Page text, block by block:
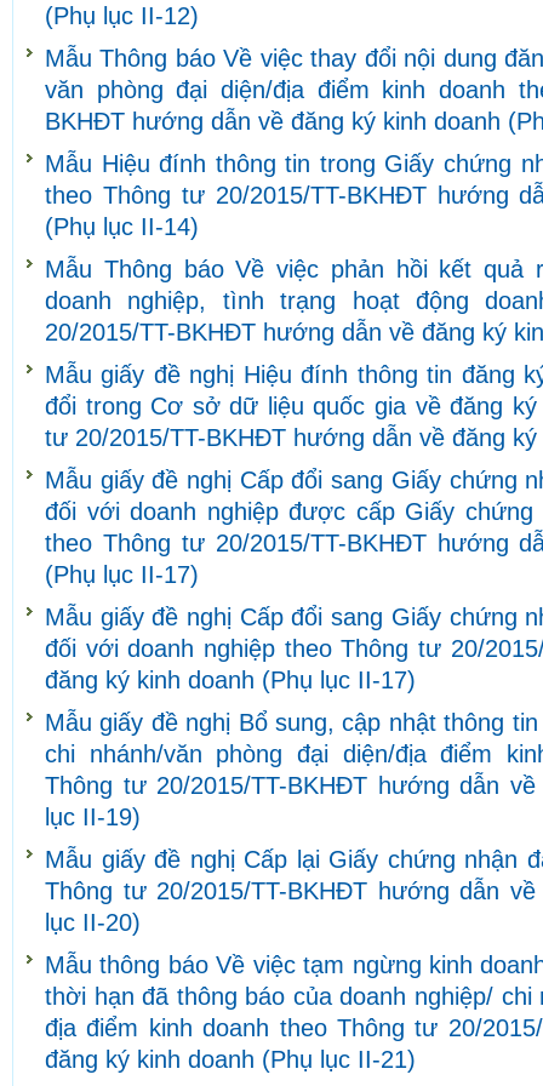
(Phụ lục II-12)
Mẫu Thông báo Về việc thay đổi nội dung
văn phòng đại diện/địa điểm kinh doanh
BKHĐT hướng dẫn về đăng ký kinh doanh
Mẫu Hiệu đính thông tin trong Giấy chứng
theo Thông tư 20/2015/TT-BKHĐT hướng
(Phụ lục II-14)
Mẫu Thông báo Về việc phản hồi kết quả
doanh nghiệp, tình trạng hoạt động
20/2015/TT-BKHĐT hướng dẫn về đăng ký
Mẫu giấy đề nghị Hiệu đính thông tin đăng
đổi trong Cơ sở dữ liệu quốc gia về đăng ký
tư 20/2015/TT-BKHĐT hướng dẫn về đăng
Mẫu giấy đề nghị Cấp đổi sang Giấy chứng
đối với doanh nghiệp được cấp Giấy
theo Thông tư 20/2015/TT-BKHĐT hướng
(Phụ lục II-17)
Mẫu giấy đề nghị Cấp đổi sang Giấy chứng
đối với doanh nghiệp theo Thông tư 20/
đăng ký kinh doanh (Phụ lục II-17)
Mẫu giấy đề nghị Bổ sung, cập nhật thông
chi nhánh/văn phòng đại diện/địa điểm
Thông tư 20/2015/TT-BKHĐT hướng dẫn
lục II-19)
Mẫu giấy đề nghị Cấp lại Giấy chứng nhận
Thông tư 20/2015/TT-BKHĐT hướng dẫn
lục II-20)
Mẫu thông báo Về việc tạm ngừng kinh
thời hạn đã thông báo của doanh nghiệp/ chi
địa điểm kinh doanh theo Thông tư 20/
đăng ký kinh doanh (Phụ lục II-21)